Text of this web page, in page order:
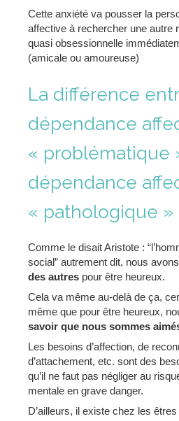
Cette anxiété va pousser la
affective à rechercher une autre
quasi obsessionnelle
(amicale ou amoureuse)
La différence
dépendance
« problématique
dépendance
« pathologique »
Comme le disait Aristote :
social” autrement dit, nous
des autres pour être heureux.
Cela va même au-delà de ça,
même que pour être heureux,
savoir que nous sommes
Les besoins d’affection, de
d’attachement, etc. sont des
qu’il ne faut pas négliger au
mentale en grave danger.
D’ailleurs, il existe chez les